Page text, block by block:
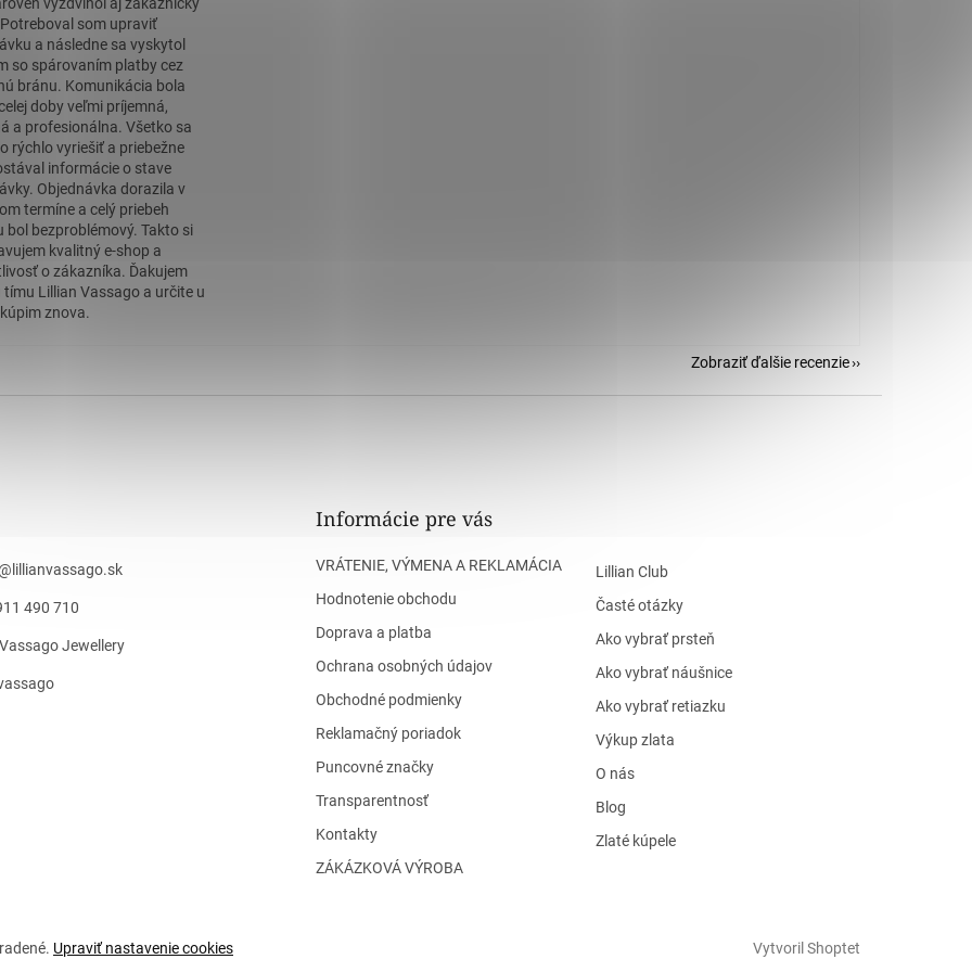
vyzdvihol aj zákaznícky
som upraviť
a následne sa vyskytol
so spárovaním platby cez
bránu. Komunikácia bola
doby veľmi príjemná,
a profesionálna. Všetko sa
rýchlo vyriešiť a priebežne
informácie o stave
Objednávka dorazila v
termíne a celý priebeh
bol bezproblémový. Takto si
kvalitný e-shop a
o zákazníka. Ďakujem
tímu Lillian Vassago a určite u
znova.
Zobraziť ďalšie recenzie
lillianvassago.sk
490 710
Jewellery
Informácie pre vás
VRÁTENIE, VÝMENA A REKLAMÁCIA
Hodnotenie obchodu
Doprava a platba
Ochrana osobných údajov
Obchodné podmienky
Reklamačný poriadok
Puncovné značky
Transparentnosť
Kontakty
ZÁKÁZKOVÁ VÝROBA
Lillian Club
Časté otázky
Ako vybrať prsteň
Ako vybrať náušnice
Ako vybrať retiazku
Výkup zlata
O nás
Blog
Zlaté kúpele
Vytvoril Shoptet
Upraviť nastavenie cookies